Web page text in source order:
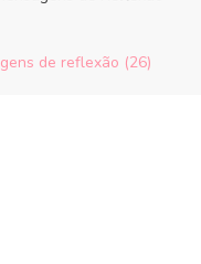
de reflexão (26)